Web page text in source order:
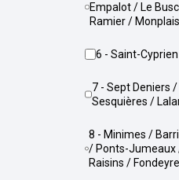
Empalot / Le
Ramier /
6 - Saint-Cyprien
7 - Sept Deniers / Ginestous-
Sesquières /
8 - Minimes / Barrière de Paris
/ Ponts-Jumeaux
Raisins / Fondeyre